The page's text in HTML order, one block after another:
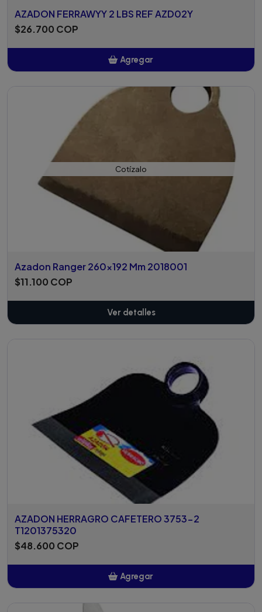
AZADON FERRAWYY 2 LBS REF AZD02Y
$26.700 COP
Agregar
Cotízalo
Azadon Ranger 260x192 Mm 2018001
$11.100 COP
Ver detalles
AZADON HERRAGRO CAFETERO 3753-2
T1201375320
$48.600 COP
Agregar